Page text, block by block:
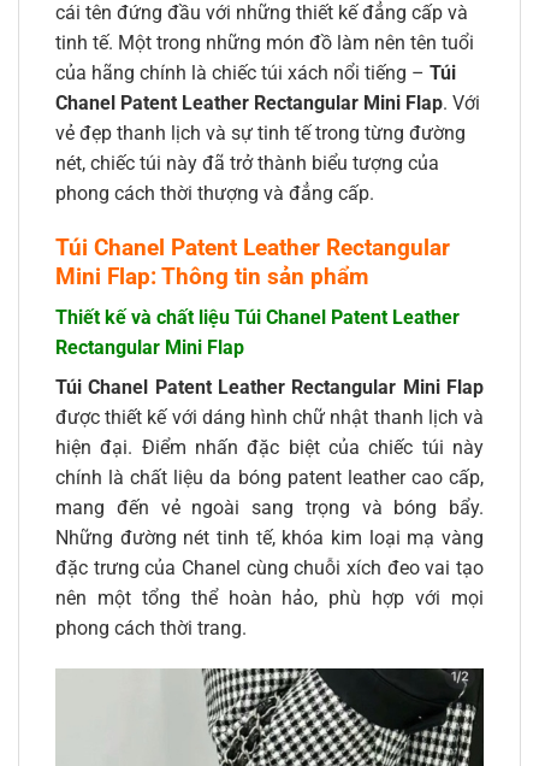
cái tên đứng đầu với những thiết kế đẳng cấp và
tinh tế. Một trong những món đồ làm nên tên tuổi
của hãng chính là chiếc túi xách nổi tiếng – Túi
Chanel Patent Leather Rectangular Mini Flap. Với
vẻ đẹp thanh lịch và sự tinh tế trong từng đường
nét, chiếc túi này đã trở thành biểu tượng của
phong cách thời thượng và đẳng cấp.
Túi Chanel Patent Leather Rectangular
Mini Flap: Thông tin sản phẩm
Thiết kế và chất liệu Túi Chanel Patent Leather
Rectangular Mini Flap
Túi Chanel Patent Leather Rectangular Mini Flap
được thiết kế với dáng hình chữ nhật thanh lịch và
hiện đại. Điểm nhấn đặc biệt của chiếc túi này
chính là chất liệu da bóng patent leather cao cấp,
mang đến vẻ ngoài sang trọng và bóng bẩy.
Những đường nét tinh tế, khóa kim loại mạ vàng
đặc trưng của Chanel cùng chuỗi xích đeo vai tạo
nên một tổng thể hoàn hảo, phù hợp với mọi
phong cách thời trang.